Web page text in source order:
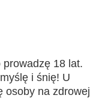
18 lat.
i śnię! U
osoby na zdrowej